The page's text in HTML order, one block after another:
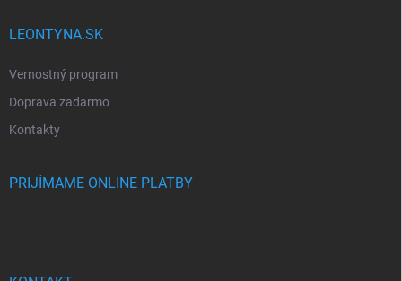
LEONTYNA.SK
Vernostný program
Doprava zadarmo
Kontakty
PRIJÍMAME ONLINE PLATBY